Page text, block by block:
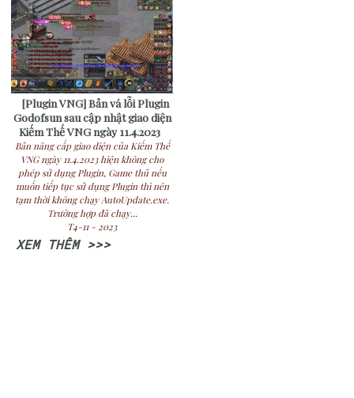
[Plugin VNG] Bản vá lỗi Plugin
Godofsun sau cập nhật giao diện
Kiếm Thế VNG ngày 11.4.2023
Bản nâng cấp giao diện của Kiếm Thế
VNG ngày 11.4.2023 hiện không cho
phép sử dụng Plugin, Game thủ nếu
muốn tiếp tục sử dụng Plugin thì nên
tạm thời không chạy AutoUpdate.exe.
Trường hợp đã chạy...
T4-11 - 2023
XEM THÊM >>>